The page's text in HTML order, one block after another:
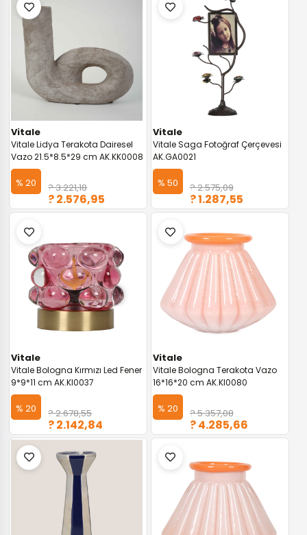
Vitale
Vitale Lidya Terakota Dairesel
Vazo 21.5*8.5*29 cm AK.KK0008
% 20 ? 3.221,18
? 2.576,95
Vitale
Vitale Saga Fotoğraf Çerçevesi
AK.GA0021
% 50 ? 2.575,09
? 1.287,55
Vitale
Vitale Bologna Kırmızı Led Fener
9*9*11 cm AK.KI0037
% 20 ? 2.678,55
? 2.142,84
Vitale
Vitale Bologna Terakota Vazo
16*16*20 cm AK.KI0080
% 20 ? 5.357,08
? 4.285,66